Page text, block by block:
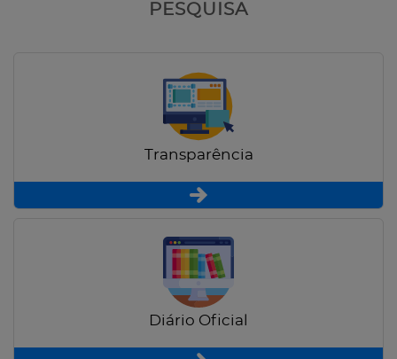
PESQUISA
Transparência
Diário Oficial